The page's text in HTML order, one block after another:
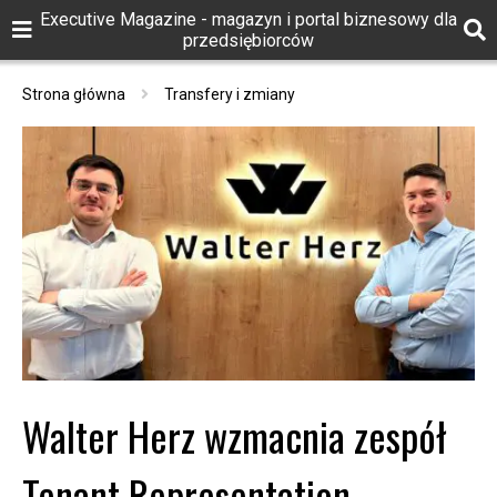
Executive Magazine - magazyn i portal biznesowy dla
przedsiębiorców
Strona główna Transfery i zmiany
Walter Herz wzmacnia zespół